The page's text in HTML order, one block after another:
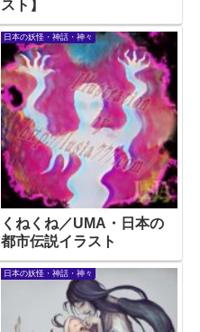
スト】
日本の妖怪・神話・神々
くねくね／UMA・日本の
都市伝説イラスト
日本の妖怪・神話・神々